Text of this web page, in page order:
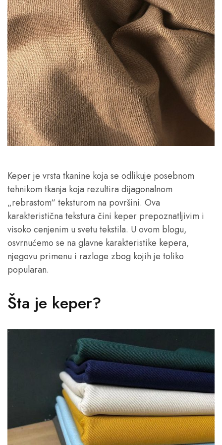
Keper je vrsta tkanine koja se odlikuje posebnom
tehnikom tkanja koja rezultira dijagonalnom
„rebrastom“ teksturom na površini. Ova
karakteristična tekstura čini keper prepoznatljivim i
visoko cenjenim u svetu tekstila. U ovom blogu,
osvrnućemo se na glavne karakteristike kepera,
njegovu primenu i razloge zbog kojih je toliko
popularan.
Šta je keper?